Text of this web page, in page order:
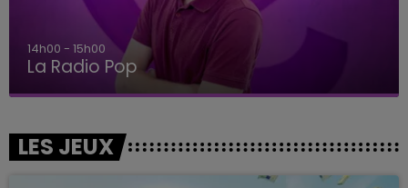
14h00 - 15h00
La Radio Pop
LES JEUX